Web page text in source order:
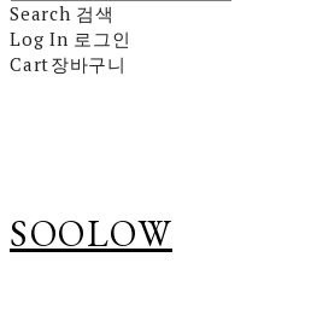
Search 검색
Log In 로그인
Cart장바구니
SOOLOW